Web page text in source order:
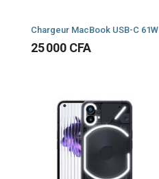
Chargeur MacBook USB-C 61W
Prix
25 000 CFA